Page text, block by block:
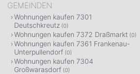
GEMEINDEN
Wohnungen kaufen 7301
Deutschkreutz (0)
Wohnungen kaufen 7372 Draßmarkt (0)
Wohnungen kaufen 7361 Frankenau-
Unterpullendorf (0)
Wohnungen kaufen 7304
Großwarasdorf (0)